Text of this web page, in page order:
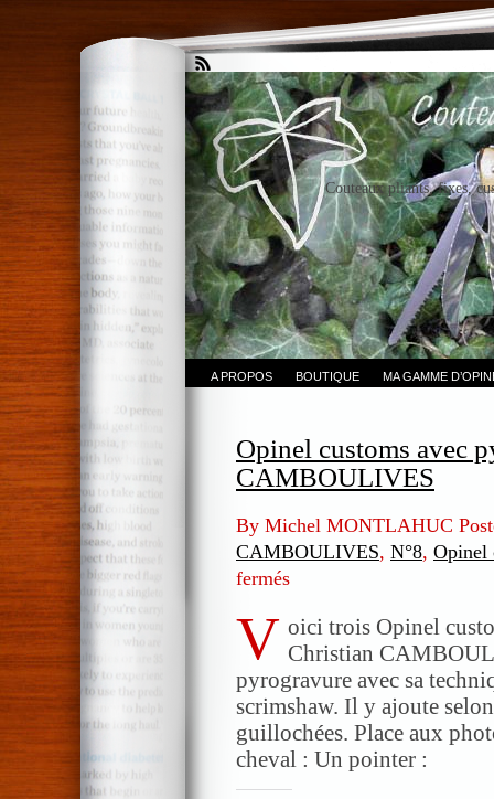
Couteaux pliants, fixes,
A PROPOS BOUTIQUE MA GAMME
Opinel customs avec
CAMBOULIVES
By Michel MONTLAHUC
CAMBOULIVES, N°8, Opinel
fermés
customs
avec
de
Christian
CAMBOULIVES
V oici trois Opinel
Christian
pyrogravure avec sa
scrimshaw. Il y ajoute
guillochées. Place aux
cheval : Un pointer :